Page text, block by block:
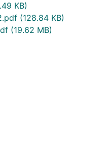
KB)
(128.84 KB)
(19.62 MB)